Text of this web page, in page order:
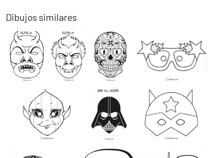
Dibujos similares